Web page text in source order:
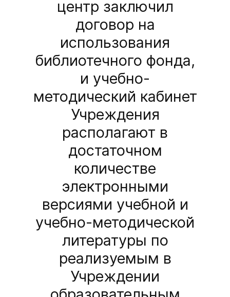
центр заключил
договор на
использования
библиотечного фонда,
и учебно-
методический кабинет
Учреждения
располагают в
достаточном
количестве
электронными
версиями учебной и
учебно-методической
литературы по
реализуемым в
Учреждении